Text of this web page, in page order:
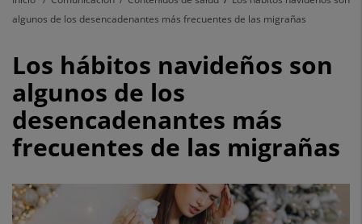
algunos de los desencadenantes más frecuentes de las migrañas
Los
hábitos
navideños
son
algunos
de
Los hábitos navideños son
algunos de los
desencadenantes más
frecuentes de las migrañas